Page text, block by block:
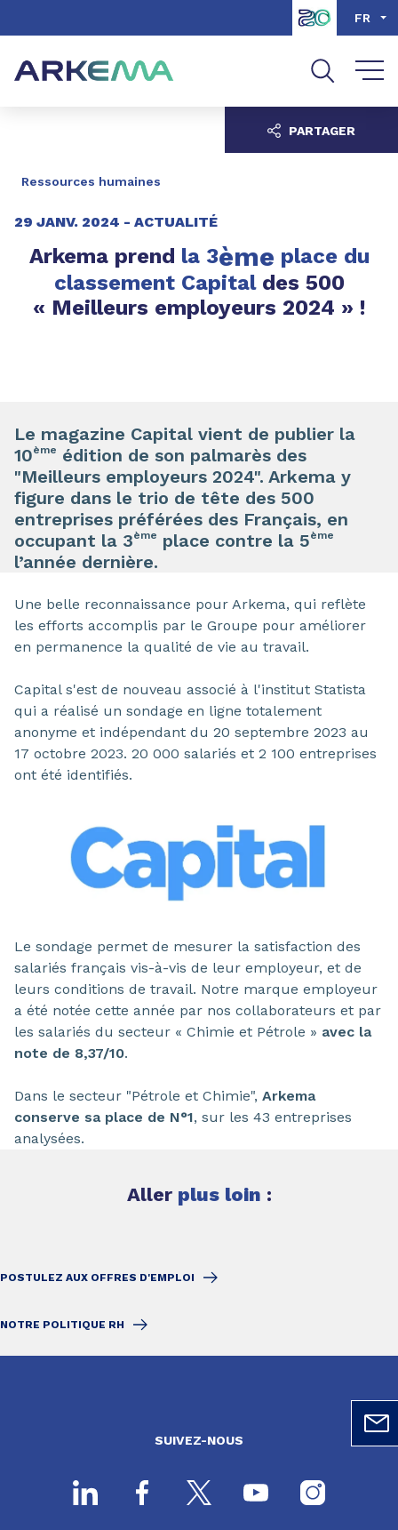
Aller à la recherche
FR
Ressources humaines
29 JANV. 2024 - ACTUALITÉ
Arkema prend la 3ème place du
classement Capital des 500
« Meilleurs employeurs 2024 » !
PARTAGER
Le magazine Capital vient de publier la
10ème édition de son palmarès des
"Meilleurs employeurs 2024". Arkema y
figure dans le trio de tête des 500
entreprises préférées des Français, en
occupant la 3ème place contre la 5ème
l’année dernière.
Une belle reconnaissance pour Arkema, qui reflète
les efforts accomplis par le Groupe pour améliorer
en permanence la qualité de vie au travail.
Capital s'est de nouveau associé à l'institut Statista
qui a réalisé un sondage en ligne totalement
anonyme et indépendant du 20 septembre 2023 au
17 octobre 2023. 20 000 salariés et 2 100 entreprises
ont été identifiés.
Le sondage permet de mesurer la satisfaction des
salariés français vis-à-vis de leur employeur, et de
leurs conditions de travail. Notre marque employeur
a été notée cette année par nos collaborateurs et par
les salariés du secteur « Chimie et Pétrole » avec la
note de 8,37/10.
Dans le secteur "Pétrole et Chimie", Arkema
conserve sa place de N°1, sur les 43 entreprises
analysées.
Aller plus loin :
POSTULEZ AUX OFFRES D'EMPLOI
NOTRE POLITIQUE RH
SUIVEZ-NOUS